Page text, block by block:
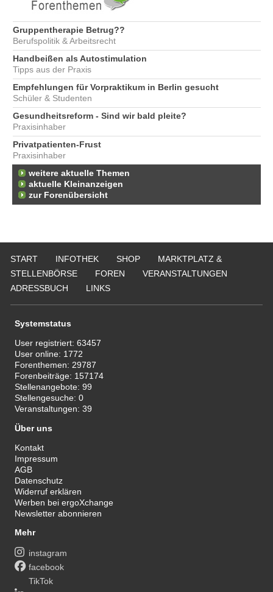
Gruppentherapie Betrug??
Berufspolitik & Arbeitsrecht
Handbeißen als Autostimulation
Tipps aus der Praxis
Empfehlungen für Vorpraktikum in Berlin gesucht
Schüler & Studenten
Gesundheitsreform - Sind wir bald pleite?
Praxisinhaber
Privatpatienten-Frust
Praxisinhaber
weitere aktuelle Themen
aktuelle Kleinanzeigen
zur Forenübersicht
START INFOTHEK SHOP
MARKTPLATZ &
STELLENBÖRSE
FOREN
VERANSTALTUNGEN
ADRESSBUCH
LINKS
Systemstatus
User registriert:63457
User online: 1772
Forenthemen: 29787
Forenbeiträge: 157174
Stellenangebote:99
Stellengesuche:0
Veranstaltungen:39
Über uns
Kontakt
Impressum
AGB
Datenschutz
Widerruf erklären
Werben bei ergoXchange
Newsletter abonnieren
Mehr
instagram
facebook
TikTok